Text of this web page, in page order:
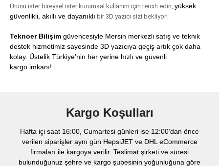
Ürünü ister bireysel ister kurumsal kullanım için tercih edin, yüksek
güvenlikli, akıllı ve dayanıklı bir 3D yazıcı sizi bekliyor!
Teknoer Bilişim güvencesiyle Mersin merkezli satış ve teknik
destek hizmetimiz sayesinde 3D yazıcıya geçiş artık çok daha
kolay. Üstelik Türkiye’nin her yerine hızlı ve güvenli
kargo imkanı!
Kargo Koşulları
Hafta içi saat 16:00, Cumartesi günleri ise 12:00'dan önce
verilen siparişler aynı gün HepsiJET ve DHL eCommerce
firmaları ile kargoya verilir. Teslimat şirketi ve süresi
bulunduğunuz şehre ve kargo şubesinin yoğunluğuna göre